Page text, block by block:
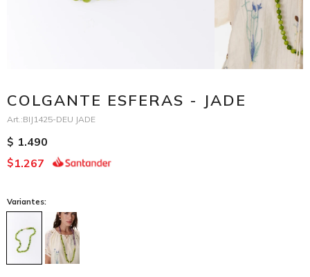
COLGANTE ESFERAS - JADE
BIJ1425-DEU JADE
$ 1.490
$1.267
Variantes: